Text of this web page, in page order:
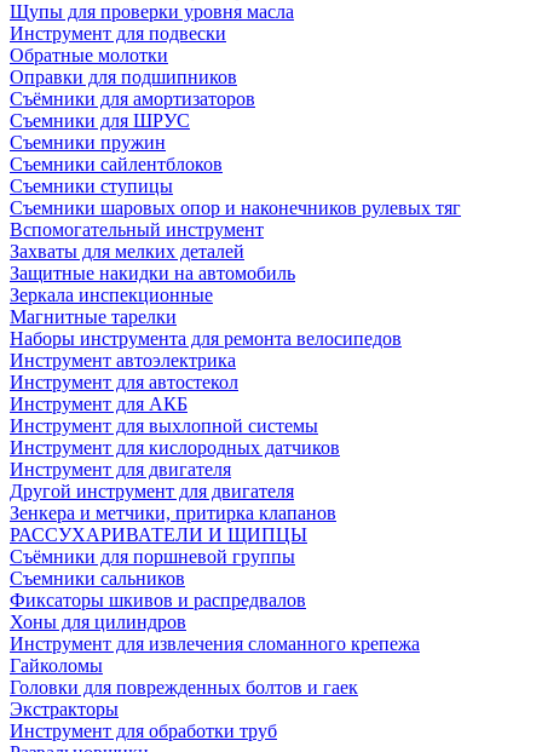
Щупы для проверки уровня масла
Инструмент для подвески
Обратные молотки
Оправки для подшипников
Съёмники для амортизаторов
Съемники для ШРУС
Съемники пружин
Съемники сайлентблоков
Съемники ступицы
Съемники шаровых опор и наконечников рулевых тяг
Вспомогательный инструмент
Захваты для мелких деталей
Защитные накидки на автомобиль
Зеркала инспекционные
Магнитные тарелки
Наборы инструмента для ремонта велосипедов
Инструмент автоэлектрика
Инструмент для автостекол
Инструмент для АКБ
Инструмент для выхлопной системы
Инструмент для кислородных датчиков
Инструмент для двигателя
Другой инструмент для двигателя
Зенкера и метчики, притирка клапанов
РАССУХАРИВАТЕЛИ И ЩИПЦЫ
Съёмники для поршневой группы
Съемники сальников
Фиксаторы шкивов и распредвалов
Хоны для цилиндров
Инструмент для извлечения сломанного крепежа
Гайколомы
Головки для поврежденных болтов и гаек
Экстракторы
Инструмент для обработки труб